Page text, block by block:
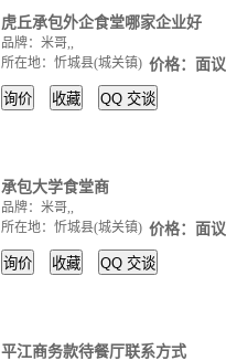
虎丘承包外企食堂哪家企业好
品牌：米哥,,
所在地：忻城县(城关镇) 价格：面议
询价 收藏 QQ 交谈
承包大学食堂商
品牌：米哥,,
所在地：忻城县(城关镇) 价格：面议
询价 收藏 QQ 交谈
平江商务款待餐厅联系方式